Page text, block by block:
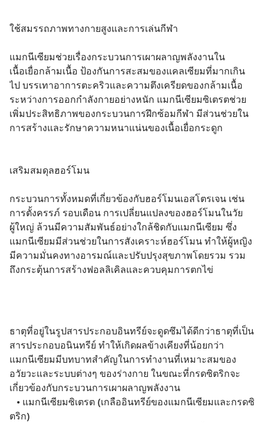
ใช้สมรรถภาพทางกายสูงและการเล่นกีฬา
แมกนีเซียมช่วยเรื่องกระบวนการเผาผลาญพลังงานใน
เนื้อเยื่อกล้ามเนื้อ ป้องกันการสะสมของแคลเซียมที่มากเกิน
ไป บรรเทาอาการตะคริวและความตึงเครียดของกล้ามเนื้อ
ระหว่างการออกกำลังกายอย่างหนัก แมกนีเซียมซิเตรตช่วย
เพิ่มประสิทธิภาพของกระบวนการฝึกซ้อมกีฬา มีส่วนช่วยใน
การสร้างและรักษาความหนาแน่นของเนื้อเยื่อกระดูก
เสริมสมดุลฮอร์โมน
กระบวนการทั้งหมดที่เกี่ยวข้องกับฮอร์โมนเอสโตรเจน เช่น
การตั้งครรภ์ รอบเดือน การเปลี่ยนแปลงของฮอร์โมนในวัย
ผู้ใหญ่ ล้วนมีความสัมพันธ์อย่างใกล้ชิดกับแมกนีเซียม ซึ่ง
แมกนีเซียมมีส่วนช่วยในการสังเคราะห์ฮอร์โมน ทำให้ผู้หญิง
มีความมั่นคงทางอารมณ์และปรับปรุงสุขภาพโดยรวม รวม
ธาตุที่อยู่ในรูปสารประกอบอินทรีย์จะดูดซึมได้ดีกว่าธาตุที่เป็น
สารประกอบอนินทรีย์ ทำให้เกิดผลข้างเคียงที่น้อยกว่า
แมกนีเซียมมีบทบาทสำคัญในการทำงานที่เหมาะสมของ
อวัยวะและระบบต่างๆ ของร่างกาย ในขณะที่กรดซิตริกจะ
เกี่ยวข้องกับกระบวนการเผาผลาญพลังงาน
• แมกนีเซียมซิเตรต (เกลืออินทรีย์ของแมกนีเซียมและกรดซิ
ตริก)